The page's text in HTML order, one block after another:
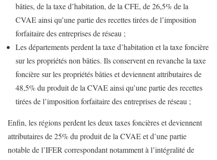
bâties, de la taxe d’habitation, de la CFE, de 26,5% de la
CVAE ainsi qu’une partie des recettes tirées de l’imposition
forfaitaire des entreprises de réseau ;
Les départements perdent la taxe d’habitation et la taxe foncière
sur les propriétés non bâties. Ils conservent en revanche la taxe
foncière sur les propriétés bâties et deviennent attributaires de
48,5% du produit de la CVAE ainsi qu’une partie des recettes
tirées de l’imposition forfaitaire des entreprises de réseau ;
Enfin, les régions perdent les deux taxes foncières et deviennent
attributaires de 25% du produit de la CVAE et d’une partie
notable de l’IFER correspondant notamment à l’intégralité de